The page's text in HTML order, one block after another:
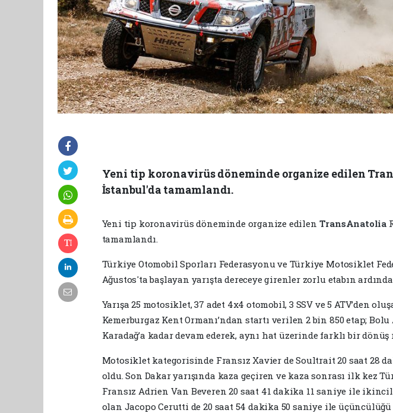
Yeni tip koronavirüs döneminde organize edilen
İstanbul'da tamamlandı.
Yeni tip koronavirüs döneminde organize edilen TransAnatolia
tamamlandı.
Türkiye Otomobil Sporları Federasyonu ve Türkiye Motosiklet
Ağustos'ta başlayan yarışta dereceye girenler zorlu etabın
Yarışa 25 motosiklet, 37 adet 4x4 otomobil, 3 SSV ve 5 ATV’den
Kemerburgaz Kent Ormanı’ndan startı verilen 2 bin 850 etap;
Karadağ’a kadar devam ederek, aynı hat üzerinde farklı bir dönüş
Motosiklet kategorisinde Fransız Xavier de Soultrait 20 saat 28
oldu. Son Dakar yarışında kaza geçiren ve kaza sonrası ilk kez
Fransız Adrien Van Beveren 20 saat 41 dakika 11 saniye ile
olan Jacopo Cerutti de 20 saat 54 dakika 50 saniye ile üçüncülüğü